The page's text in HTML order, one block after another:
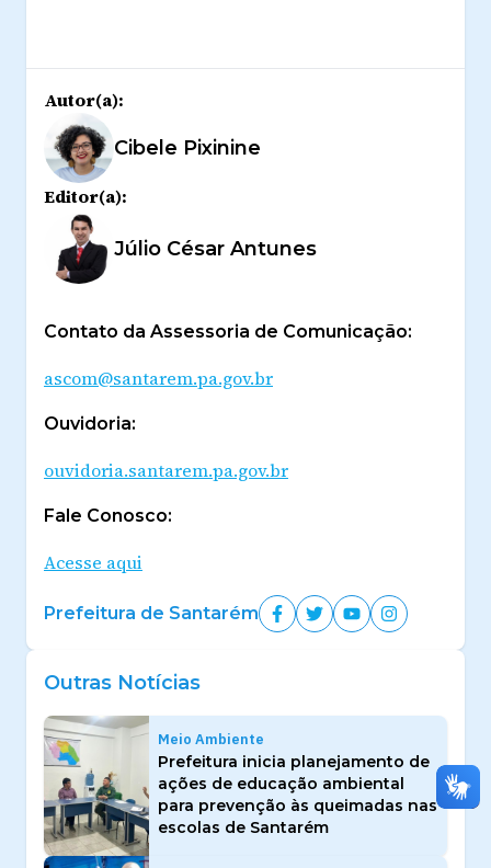
Autor(a):
Cibele Pixinine
Editor(a):
Júlio César Antunes
Contato da Assessoria de Comunicação:
ascom@santarem.pa.gov.br
Ouvidoria:
ouvidoria.santarem.pa.gov.br
Fale Conosco:
Acesse aqui
Prefeitura de Santarém
Outras Notícias
Meio Ambiente
Prefeitura inicia planejamento de
ações de educação ambiental
para prevenção às queimadas nas
escolas de Santarém